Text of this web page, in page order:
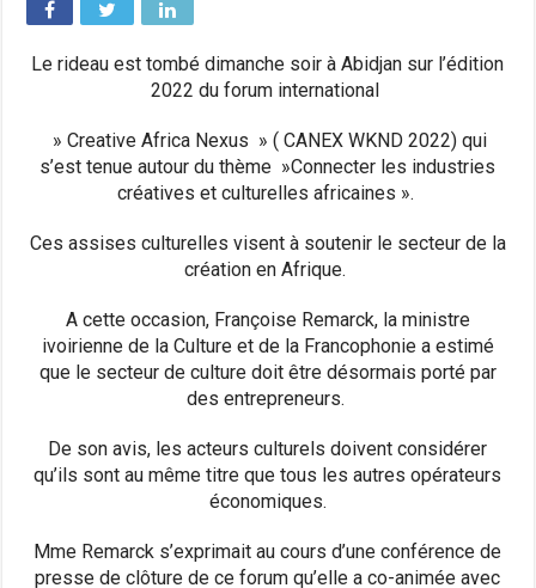
Le rideau est tombé dimanche soir à Abidjan sur l’édition
2022 du forum international
» Creative Africa Nexus » ( CANEX WKND 2022) qui
s’est tenue autour du thème »Connecter les industries
créatives et culturelles africaines ».
Ces assises culturelles visent à soutenir le secteur de la
création en Afrique.
A cette occasion, Françoise Remarck, la ministre
ivoirienne de la Culture et de la Francophonie a estimé
que le secteur de culture doit être désormais porté par
des entrepreneurs.
De son avis, les acteurs culturels doivent considérer
qu’ils sont au même titre que tous les autres opérateurs
économiques.
Mme Remarck s’exprimait au cours d’une conférence de
presse de clôture de ce forum qu’elle a co-animée avec